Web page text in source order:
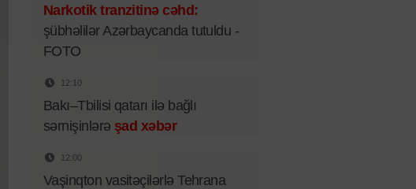
Narkotik tranzitinə cəhd:
şübhəlilər Azərbaycanda tutuldu -
FOTO
12:10
Bakı–Tbilisi qatarı ilə bağlı
sərnişinlərə şad xəbər
12:00
Vaşinqton vasitəçilərlə Tehrana